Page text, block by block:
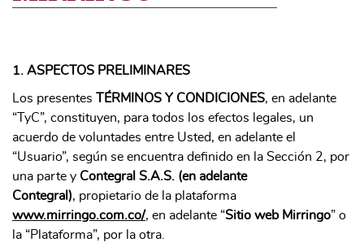
1. ASPECTOS PRELIMINARES
Los presentes TÉRMINOS Y CONDICIONES, en adelante
“TyC”, constituyen, para todos los efectos legales, un
acuerdo de voluntades entre Usted, en adelante el
“Usuario”, según se encuentra definido en la Sección 2, por
una parte y Contegral S.A.S. (en adelante
Contegral), propietario de la plataforma
www.mirringo.com.co/, en adelante “Sitio web Mirringo” o
la “Plataforma”, por la otra.